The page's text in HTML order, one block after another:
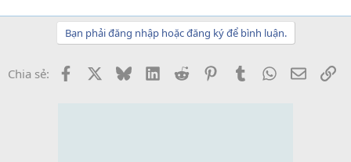
Bạn phải đăng nhập hoặc đăng ký để bình luận.
Chia sẻ: Facebook BlueskyLinkedInReddit PinterestTumblrWhatsApp
Email